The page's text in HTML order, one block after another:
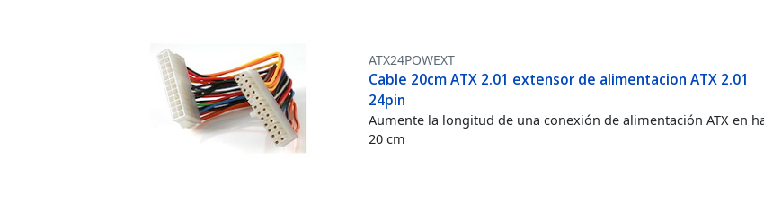
ATX24POWEXT
Cable 20cm ATX 2.01 extensor de alimentacion ATX 2.01
24pin
Aumente la longitud de una conexión de alimentación ATX en
20 cm